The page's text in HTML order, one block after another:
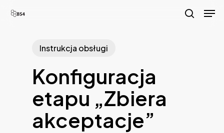
Skip
Instrukcja obsługi
Konfiguracja
etapu „Zbiera
akceptacje”